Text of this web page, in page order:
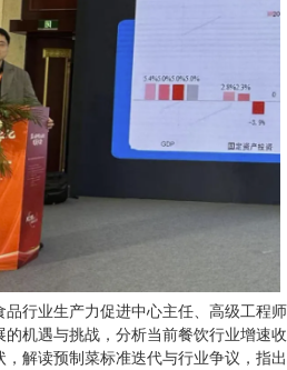
行业生产力促进中心主任、高级工程师
机遇与挑战，分析当前餐饮行业增速收
解读预制菜标准迭代与行业争议，指出